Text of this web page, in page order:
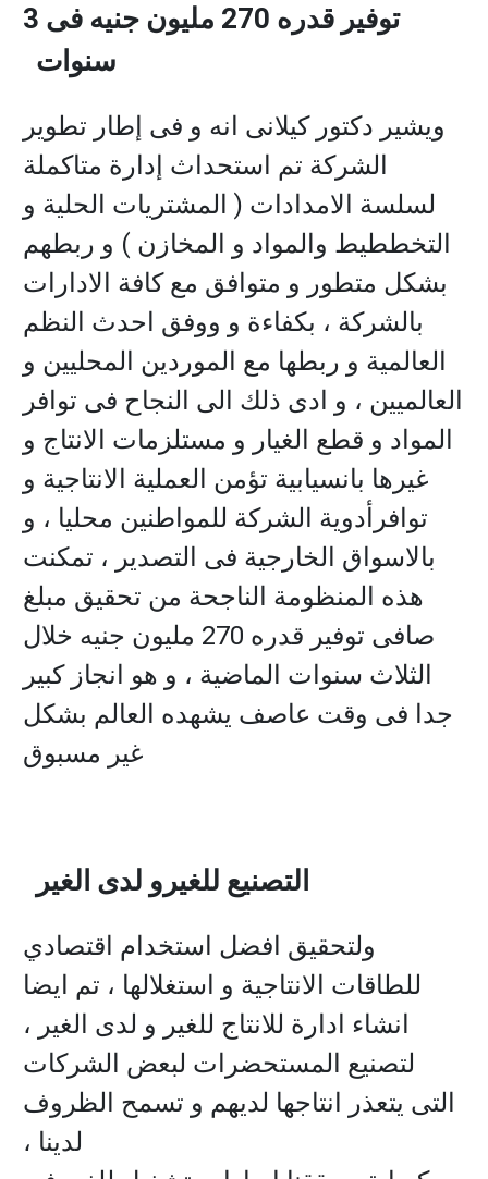
توفير قدره 270 مليون جنيه فى 3
سنوات
ويشير دكتور كيلانى انه و فى إطار تطوير
الشركة تم استحداث إدارة متاكملة
لسلسة الامدادات ( المشتريات الحلية و
التخططيط والمواد و المخازن ) و ربطهم
بشكل متطور و متوافق مع كافة الادارات
بالشركة ، بكفاءة و ووفق احدث النظم
العالمية و ربطها مع الموردين المحليين و
العالميين ، و ادى ذلك الى النجاح فى توافر
المواد و قطع الغيار و مستلزمات الانتاج و
غيرها بانسيابية تؤمن العملية الانتاجية و
توافرأدوية الشركة للمواطنين محليا ، و
بالاسواق الخارجية فى التصدير ، تمكنت
هذه المنظومة الناجحة من تحقيق مبلغ
صافى توفير قدره 270 مليون جنيه خلال
الثلاث سنوات الماضية ، و هو انجاز كبير
جدا فى وقت عاصف يشهده العالم بشكل
غير مسبوق
التصنيع للغيرو لدى الغير
ولتحقيق افضل استخدام اقتصادي
للطاقات الانتاجية و استغلالها ، تم ايضا
انشاء ادارة للانتاج للغير و لدى الغير ،
لتصنيع المستحضرات لبعض الشركات
التى يتعذر انتاجها لديهم و تسمح الظروف
لدينا ،